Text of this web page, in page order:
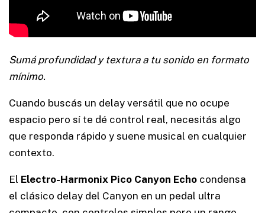
Sumá profundidad y textura a tu sonido en formato
mínimo.
Cuando buscás un delay versátil que no ocupe
espacio pero sí te dé control real, necesitás algo
que responda rápido y suene musical en cualquier
contexto.
El Electro-Harmonix Pico Canyon Echo condensa
el clásico delay del Canyon en un pedal ultra